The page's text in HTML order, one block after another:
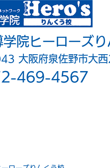
院ヒーローズ
大阪府泉佐野市大
469-4567